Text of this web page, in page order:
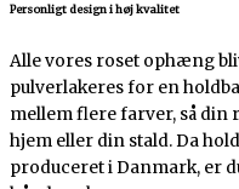
Personligt design i høj kvalitet
Alle vores roset ophæng
pulverlakeres for en
mellem flere farver, så din
hjem eller din stald. Da
produceret i Danmark, er